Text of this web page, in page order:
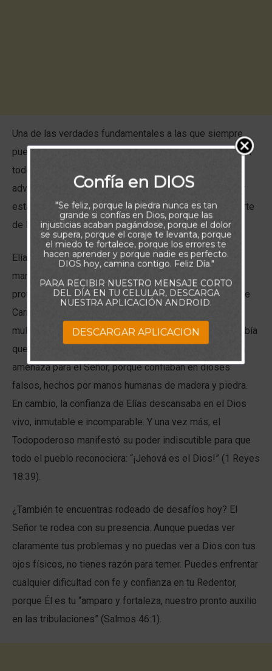
Una de las verdades fundamentales a las que siempre
puedes aferrarte es que Dios está siempre presente: en
todo lugar y en todo momento. No importa cuántas
adversidades o problemas parezcan rodearte, el Señor
está aún más cerca, más real y más dispuesto a ayudarte
de lo que imaginas.
Elías comprendió esta realidad, y por eso pudo
mantenerse firme aun cuando estaba rodeado por 850
profetas de Baal y Asera. Imagina la escena en el monte
Carmelo: un solo siervo fiel de Dios enfrentando a una
multitud de adoradores paganos. Sin embargo, Elías sabía
que aquellos hombres no representaban una verdadera
amenaza para el Señor, porque confiaban en dioses
falsos, hechos por manos humanas de madera y piedra.
En cambio, la confianza de Elías descansaba en el Dios
vivo, inmutable e incomparable. Y una vez más, el
Todopoderoso manifestó su poder indiscutible para que
todo el pueblo reconociera: “¡Jehová es el Dios!” (1 Reyes
18:39).
¿También te encuentras rodeado de desafíos hoy? El
Señor te rodea con su presencia. Aunque puedas ver
claramente tus problemas y no puedas ver a Dios con tus
ojos físicos, no tienes razón para temer. Puedes enfrentar
cualquier dificultad con fe y confianza en tu Redentor,
porque Él es tu “amparo y fortaleza, nuestro pronto auxilio
en las tribulaciones” (Salmos 46:1).
Confía en DIOS
"Se feliz, porque la piedra nunca es tan
grande si confías en Dios, porque las
injusticias acaban pagándose, porque el dolor
se supera, porque el coraje te levanta, porque
el miedo te fortalece, porque los errores te
hacen aprender y porque nadie es perfecto.
DIOS hoy, camina contigo. Feliz Día."
PARA RECIBIR NUESTRO MENSAJE CORTO
DEL DÍA EN TU CELULAR, DESCARGA
NUESTRA APLICACIÓN ANDROID.
DESCARGAR APLICACION